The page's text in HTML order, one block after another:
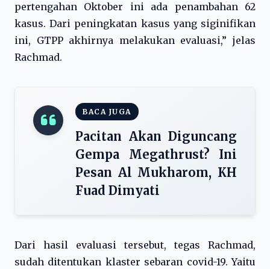
pertengahan Oktober ini ada penambahan 62
kasus. Dari peningkatan kasus yang siginifikan
ini, GTPP akhirnya melakukan evaluasi,” jelas
Rachmad.
BACA JUGA
Pacitan Akan Diguncang
Gempa Megathrust? Ini
Pesan Al Mukharom, KH
Fuad Dimyati
Dari hasil evaluasi tersebut, tegas Rachmad,
sudah ditentukan klaster sebaran covid-19. Yaitu